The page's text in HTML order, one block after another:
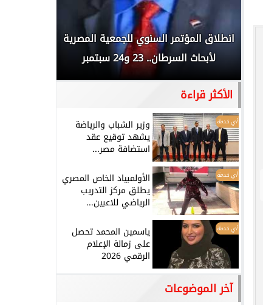
انطلاق المؤتمر السنوي للجمعية المصرية
لأبحاث السرطان.. 23 و24 سبتمبر
الأكثر قراءة
أي خدمة وزير الشباب والرياضة
يشهد توقيع عقد
استضافة مصر...
أي خدمة الأولمبياد الخاص المصري
يطلق مركز التدريب
الرياضي للاعبين...
أي خدمة ياسمين المحمد تحصل
على زمالة الإعلام
الرقمي 2026
آخر الموضوعات